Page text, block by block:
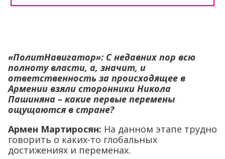
«ПолитНавигатор»: С недавних пор всю
полноту власти, а, значит, и
ответственность за происходящее в
Армении взяли сторонники Никола
Пашиняна – какие первые перемены
ощущаются в стране?
Армен Мартиросян: На данном этапе трудно
говорить о каких-то глобальных
достижениях и переменах.